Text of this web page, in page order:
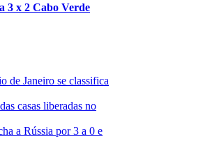
3 x 2 Cabo Verde
de Janeiro se classifica
casas liberadas no
a Rússia por 3 a 0 e